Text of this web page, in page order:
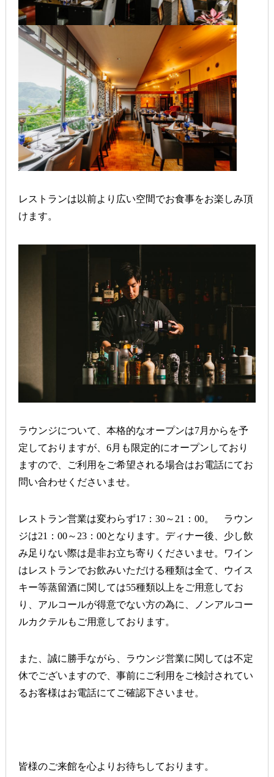
レストランは以前より広い空間でお食事をお楽しみ頂
けます。
ラウンジについて、本格的なオープンは7月からを予
定しておりますが、6月も限定的にオープンしており
ますので、ご利用をご希望される場合はお電話にてお
問い合わせくださいませ。
レストラン営業は変わらず17：30～21：00。 ラウン
ジは21：00～23：00となります。ディナー後、少し飲
み足りない際は是非お立ち寄りくださいませ。ワイン
はレストランでお飲みいただける種類は全て、ウイス
キー等蒸留酒に関しては55種類以上をご用意してお
り、アルコールが得意でない方の為に、ノンアルコー
ルカクテルもご用意しております。
また、誠に勝手ながら、ラウンジ営業に関しては不定
休でございますので、事前にご利用をご検討されてい
るお客様はお電話にてご確認下さいませ。
皆様のご来館を心よりお待ちしております。